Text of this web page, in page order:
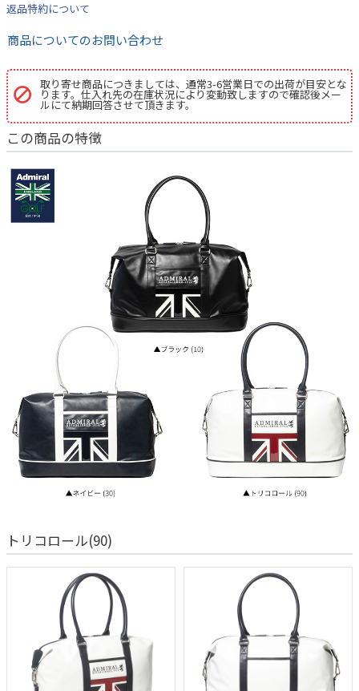
返品特約について
商品についてのお問い合わせ
取り寄せ商品につきましては、通常3-6営業日での出荷が目安とな
ります。仕入れ先の在庫状況により変動致しますので確認後メー
ルにて納期回答させて頂きます。
この商品の特徴
トリコロール(90)